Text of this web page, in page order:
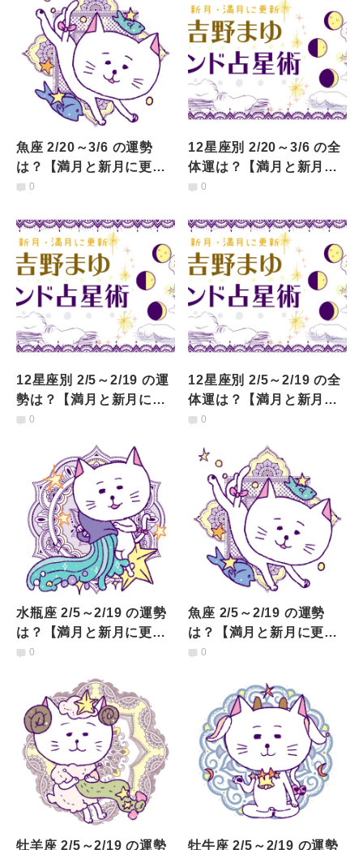
魚座 2/20～3/6 の運勢
は？【満月と新月に更
新！インド占星術】
0
12星座別 2/20～3/6 の全
体運は？【満月と新月に
更新！インド占星術まと
0
12星座別 2/5～2/19 の運
勢は？【満月と新月に更
新！インド占星術】
0
12星座別 2/5～2/19 の全
体運は？【満月と新月に
更新！インド占星術まと
0
水瓶座 2/5～2/19 の運勢
は？【満月と新月に更
新！インド占星術】
0
魚座 2/5～2/19 の運勢
は？【満月と新月に更
新！インド占星術】
0
牡羊座 2/5～2/19 の運勢
牡牛座 2/5～2/19 の運勢